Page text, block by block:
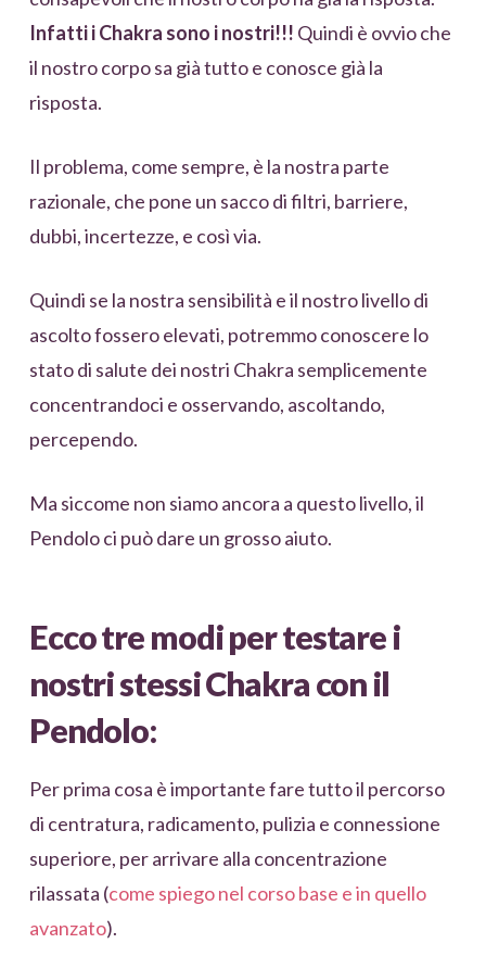
Infatti i Chakra sono i nostri!!! Quindi è ovvio che
il nostro corpo sa già tutto e conosce già la
risposta.
Il problema, come sempre, è la nostra parte
razionale, che pone un sacco di filtri, barriere,
dubbi, incertezze, e così via.
Quindi se la nostra sensibilità e il nostro livello di
ascolto fossero elevati, potremmo conoscere lo
stato di salute dei nostri Chakra semplicemente
concentrandoci e osservando, ascoltando,
percependo.
Ma siccome non siamo ancora a questo livello, il
Pendolo ci può dare un grosso aiuto.
Ecco tre modi per testare i
nostri stessi Chakra con il
Pendolo:
Per prima cosa è importante fare tutto il percorso
di centratura, radicamento, pulizia e connessione
superiore, per arrivare alla concentrazione
rilassata (come spiego nel corso base e in quello
avanzato).